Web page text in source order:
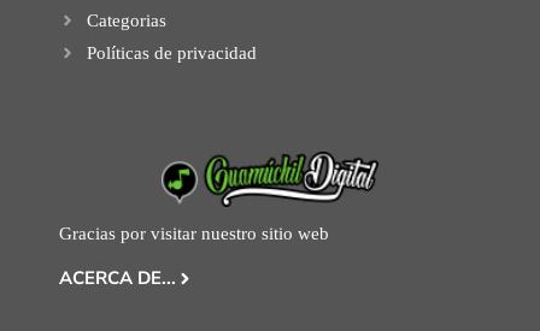
Categorias
Políticas de privacidad
Gracias por visitar nuestro sitio web
ACERCA DE...